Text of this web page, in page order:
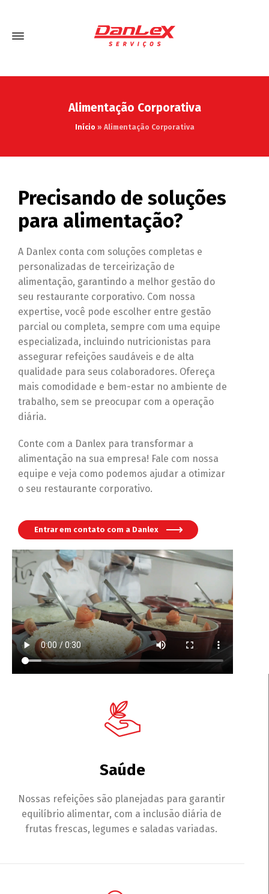
Alimentação Corporativa
Início » Alimentação Corporativa
Precisando de soluções
para alimentação?
A Danlex conta com soluções completas e
personalizadas de terceirização de
alimentação, garantindo a melhor gestão do
seu restaurante corporativo. Com nossa
expertise, você pode escolher entre gestão
parcial ou completa, sempre com uma equipe
especializada, incluindo nutricionistas para
assegurar refeições saudáveis e de alta
qualidade para seus colaboradores. Ofereça
mais comodidade e bem-estar no ambiente de
trabalho, sem se preocupar com a operação
diária.
Conte com a Danlex para transformar a
alimentação na sua empresa! Fale com nossa
equipe e veja como podemos ajudar a otimizar
o seu restaurante corporativo.
Entrar em contato com a Danlex
Saúde
Nossas refeições são planejadas para garantir
equilíbrio alimentar, com a inclusão diária de
frutas frescas, legumes e saladas variadas.